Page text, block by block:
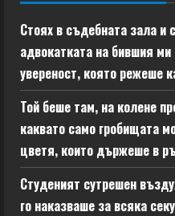
Стоях в съдебната зала и
адвокатката на бившия ми
увереност, която режеше
Той беше там, на колене
каквато само гробищата
цветя, които държеше в
Студеният сутрешен
го наказваше за всяка